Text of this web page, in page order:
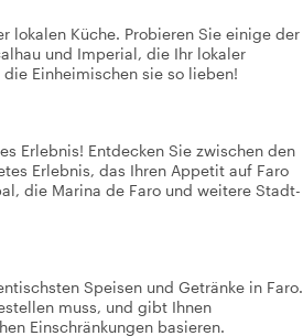
lokalen Küche. Probieren Sie einige der
und Imperial, die Ihr lokaler
Einheimischen sie so lieben!
Erlebnis! Entdecken Sie zwischen den
Erlebnis, das Ihren Appetit auf Faro
die Marina de Faro und weitere Stadt-
Speisen und Getränke in Faro.
muss, und gibt Ihnen
Einschränkungen basieren.